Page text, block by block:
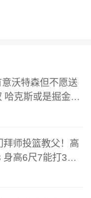
意沃特森但不愿送
哈克斯或是掘金心
杂
拜师投篮教父！高
身高6尺7能打3个